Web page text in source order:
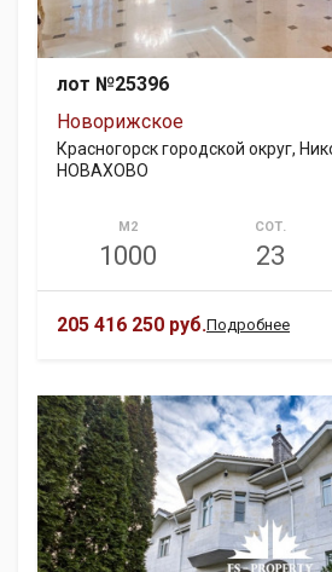
лот №25396
Новорижское
Красногорск городской округ,
НОВАХОВО
М2
1000
СОТ.
23
205 416 250 руб.Подробнее